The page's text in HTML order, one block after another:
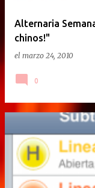
Alternaria
chinos!"
el marzo 24, 2010
0